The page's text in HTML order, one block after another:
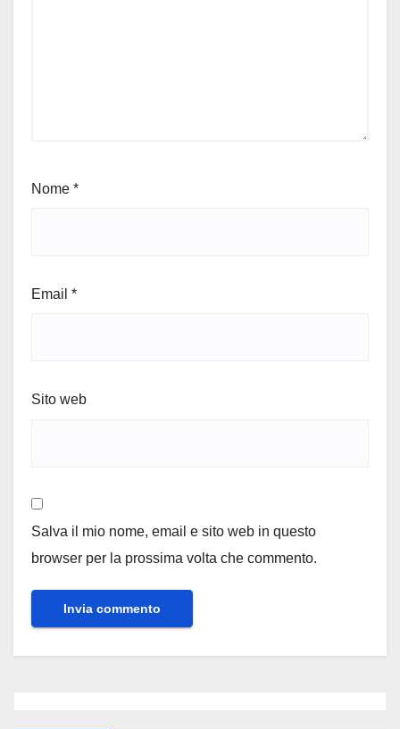
Nome *
Email *
Sito web
Salva il mio nome, email e sito web in questo
browser per la prossima volta che commento.